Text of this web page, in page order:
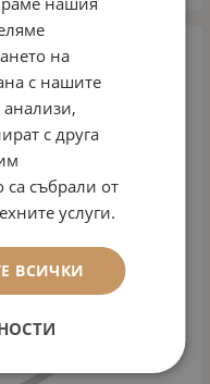
на
с нашите
с друга
са събрали от
услуги.
ВСИЧКИ